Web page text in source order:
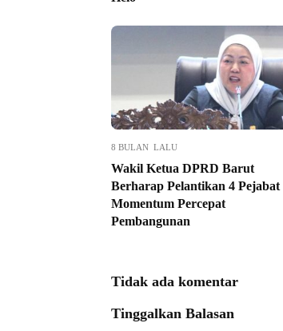
8 BULAN LALU
Wakil Ketua DPRD Barut
Berharap Pelantikan 4 Pejabat
Momentum Percepat
Pembangunan
Tidak ada komentar
Tinggalkan Balasan